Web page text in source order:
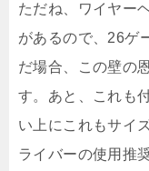
ただね、ワイヤー
があるので、26ゲ
だ場合、この壁の
す。あと、これも
い上にこれもサイ
ライバーの使用推